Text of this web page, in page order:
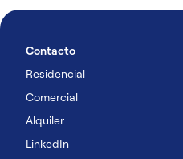
Contacto
Residencial
Comercial
Alquiler
LinkedIn